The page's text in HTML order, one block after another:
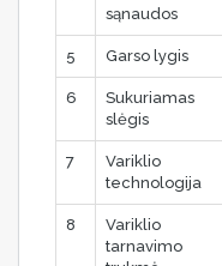
sąnaudos
5 Garso lygis
6
Sukuriamas
slėgis
7
Variklio
technologija
8
Variklio
tarnavimo